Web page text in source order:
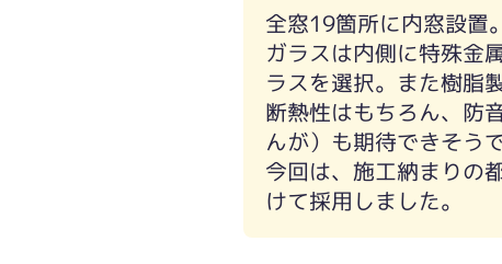
全窓19箇所に内窓設置。
ガラスは内側に特殊金
ラスを選択。また樹脂
断熱性はもちろん、防
んが）も期待できそうで
今回は、施工納まりの
けて採用しました。